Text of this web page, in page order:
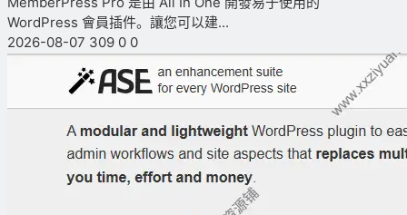
WordPress 會員插件。讓您可以建...
2026-08-07 309 0 0